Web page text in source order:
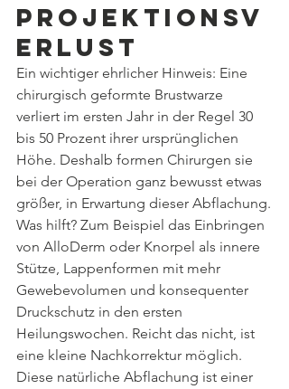
Projektionsv
erlust
Ein wichtiger ehrlicher Hinweis: Eine
chirurgisch geformte Brustwarze
verliert im ersten Jahr in der Regel 30
bis 50 Prozent ihrer ursprünglichen
Höhe. Deshalb formen Chirurgen sie
bei der Operation ganz bewusst etwas
größer, in Erwartung dieser Abflachung.
Was hilft? Zum Beispiel das Einbringen
von AlloDerm oder Knorpel als innere
Stütze, Lappenformen mit mehr
Gewebevolumen und konsequenter
Druckschutz in den ersten
Heilungswochen. Reicht das nicht, ist
eine kleine Nachkorrektur möglich.
Diese natürliche Abflachung ist einer